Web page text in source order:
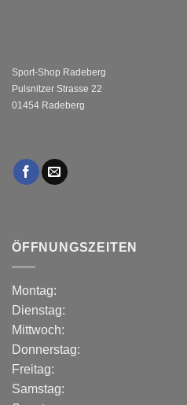
Sport-Shop Radeberg
Pulsnitzer Strasse 22
01454 Radeberg
ÖFFNUNGSZEITEN
Montag:
Dienstag:
Mittwoch:
Donnerstag:
Freitag:
Samstag: